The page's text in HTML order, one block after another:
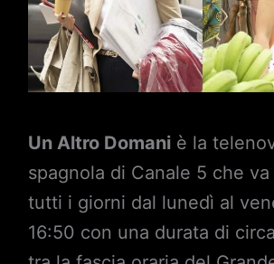
Un Altro Domaniè la
spagnola di Canale 5 che
tutti i giorni dal lunedì al
16:50 con una durata di